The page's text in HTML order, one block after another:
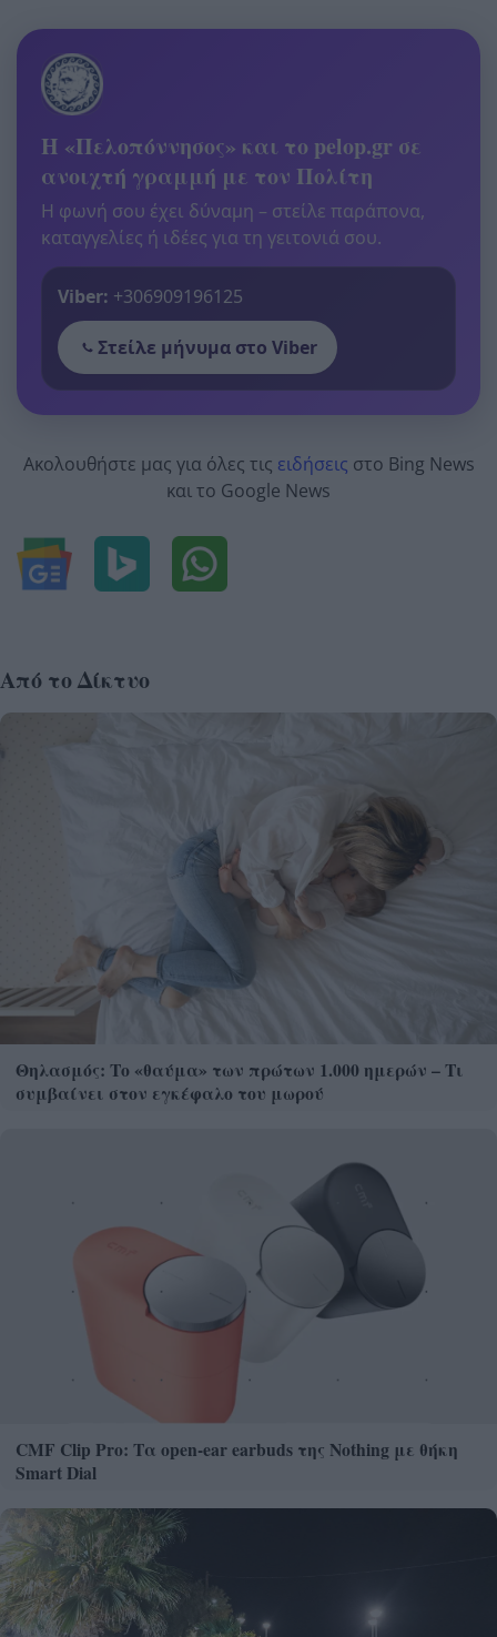
Η «Πελοπόννησος» και το pelop.gr σε
ανοιχτή γραμμή με τον Πολίτη
Η φωνή σου έχει δύναμη – στείλε παράπονα,
καταγγελίες ή ιδέες για τη γειτονιά σου.
Viber: +306909196125
Στείλε μήνυμα στο Viber
Ακολουθήστε μας για όλες τις ειδήσεις στο Bing News
και το Google News
Από το Δίκτυο
Θηλασμός: Το «θαύμα» των πρώτων 1.000 ημερών – Τι
συμβαίνει στον εγκέφαλο του μωρού
CMF Clip Pro: Τα open-ear earbuds της Nothing με θήκη
Smart Dial